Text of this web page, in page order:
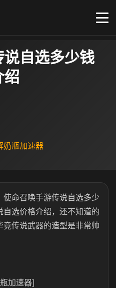
自选多少钱
绍
奶瓶加速器
命召唤手游传说自选多少
选价格介绍，还不知道的
传说武器的造型是非常帅
加速器]